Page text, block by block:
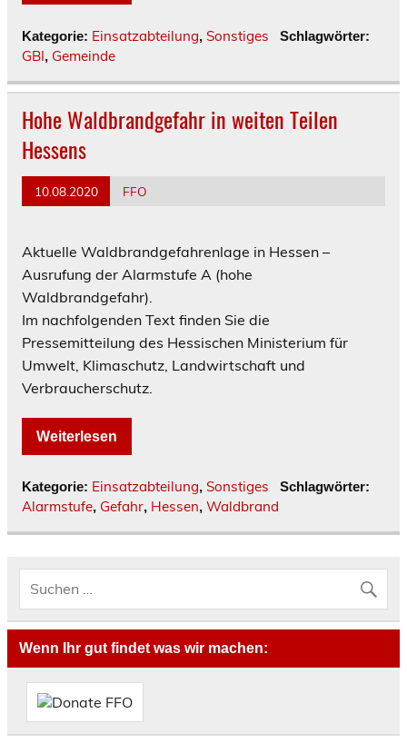
Kategorie: Einsatzabteilung, Sonstiges Schlagwörter:
GBI, Gemeinde
Hohe Waldbrandgefahr in weiten Teilen
Hessens
10.08.2020 FFO
Aktuelle Waldbrandgefahrenlage in Hessen –
Ausrufung der Alarmstufe A (hohe
Waldbrandgefahr).
Im nachfolgenden Text finden Sie die
Pressemitteilung des Hessischen Ministerium für
Umwelt, Klimaschutz, Landwirtschaft und
Verbraucherschutz.
Weiterlesen
Kategorie: Einsatzabteilung, Sonstiges Schlagwörter:
Alarmstufe, Gefahr, Hessen, Waldbrand
Wenn Ihr gut findet was wir machen: